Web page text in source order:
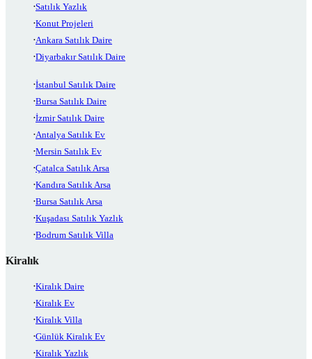
Satılık Yazlık
Konut Projeleri
Ankara Satılık Daire
Diyarbakır Satılık Daire
İstanbul Satılık Daire
Bursa Satılık Daire
İzmir Satılık Daire
Antalya Satılık Ev
Mersin Satılık Ev
Çatalca Satılık Arsa
Kandıra Satılık Arsa
Bursa Satılık Arsa
Kuşadası Satılık Yazlık
Bodrum Satılık Villa
Kiralık
Kiralık Daire
Kiralık Ev
Kiralık Villa
Günlük Kiralık Ev
Kiralık Yazlık